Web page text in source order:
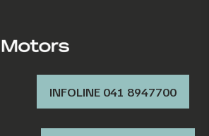
INFOLINE 041 8947700